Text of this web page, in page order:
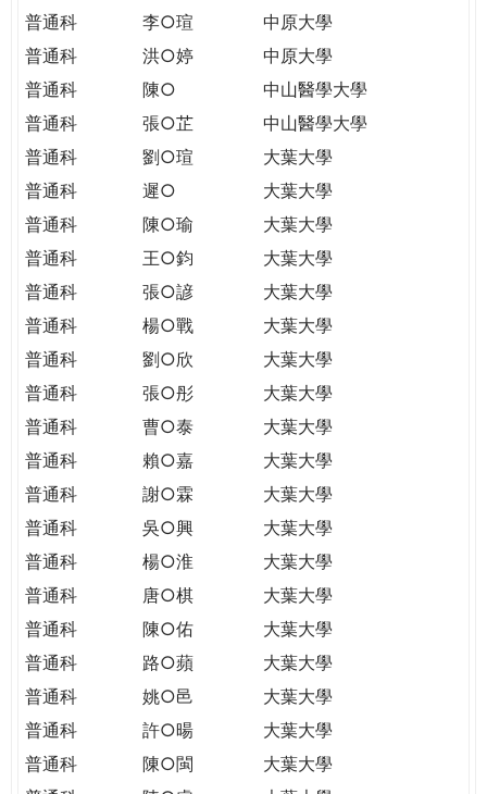
普通科
李○瑄
中原大學
普通科
洪○婷
中原大學
普通科
陳○
中山醫學大學
普通科
張○芷
中山醫學大學
普通科
劉○瑄
大葉大學
普通科
遲○
大葉大學
普通科
陳○瑜
大葉大學
普通科
王○鈞
大葉大學
普通科
張○諺
大葉大學
普通科
楊○戰
大葉大學
普通科
劉○欣
大葉大學
普通科
張○彤
大葉大學
普通科
曹○泰
大葉大學
普通科
賴○嘉
大葉大學
普通科
謝○霖
大葉大學
普通科
吳○興
大葉大學
普通科
楊○淮
大葉大學
普通科
唐○棋
大葉大學
普通科
陳○佑
大葉大學
普通科
路○蘋
大葉大學
普通科
姚○邑
大葉大學
普通科
許○暘
大葉大學
普通科
陳○閩
大葉大學